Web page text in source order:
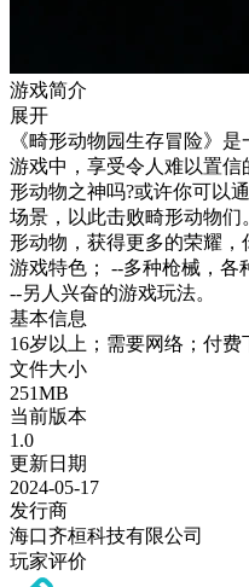
游戏简介
展开
《畸形动物园生存冒险》
游戏中，享受令人难以置
形动物之神吗?或许你可以
场景，以此击败畸形动物
形动物，获得更多的荣耀，
游戏特色； --多种枪械，各
--另人兴奋的游戏玩法。
基本信息
16岁以上；需要网络；付费
文件大小
251MB
当前版本
1.0
更新日期
2024-05-17
发行商
海口齐桓科技有限公司
玩家评价